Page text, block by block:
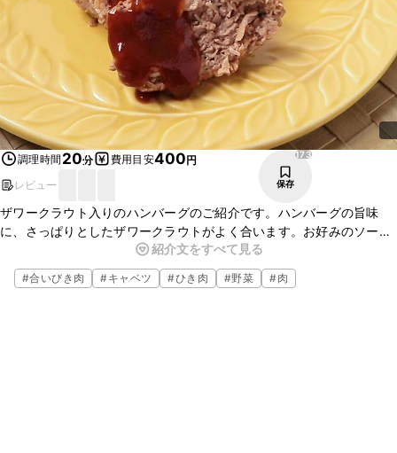
調理時間 20分 費用目安400円
レビュー
173
保存
ザワークラウト入りのハンバーグのご紹介です。ハンバーグの旨味
に、さっぱりとしたザワークラウトがよく合います。お好みのソース
をかけると味わいがさらに広がります。ひと味違ったハンバーグを、
ぜひお試しくださいね。
紹介文をすべて見る
#合いびき肉 #キャベツ #ひき肉 #野菜 #肉